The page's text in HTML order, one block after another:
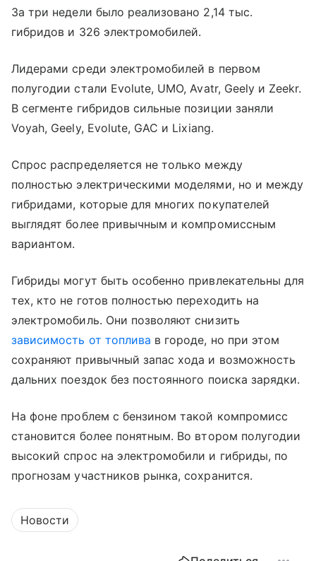
За три недели было реализовано 2,14 тыс.
гибридов и 326 электромобилей.
Лидерами среди электромобилей в первом
полугодии стали Evolute, UMO, Avatr, Geely и Zeekr.
В сегменте гибридов сильные позиции заняли
Voyah, Geely, Evolute, GAC и Lixiang.
Спрос распределяется не только между
полностью электрическими моделями, но и между
гибридами, которые для многих покупателей
выглядят более привычным и компромиссным
вариантом.
Гибриды могут быть особенно привлекательны для
тех, кто не готов полностью переходить на
электромобиль. Они позволяют снизить
зависимость от топлива в городе, но при этом
сохраняют привычный запас хода и возможность
дальних поездок без постоянного поиска зарядки.
На фоне проблем с бензином такой компромисс
становится более понятным. Во втором полугодии
высокий спрос на электромобили и гибриды, по
прогнозам участников рынка, сохранится.
Новости